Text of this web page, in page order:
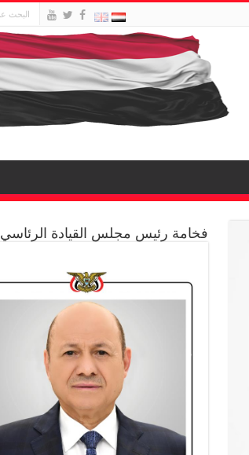
فخامة رئيس مجلس القيادة الرئاسي